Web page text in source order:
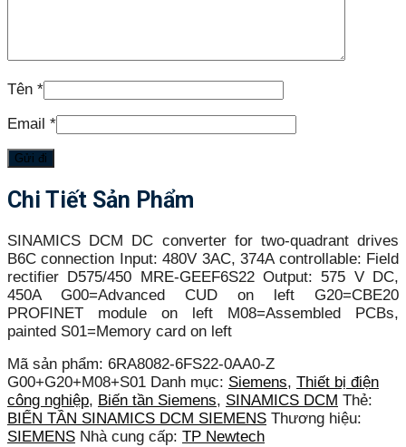
Tên *
Email *
Chi Tiết Sản Phẩm
SINAMICS DCM DC converter for two-quadrant drives
B6C connection Input: 480V 3AC, 374A controllable: Field
rectifier D575/450 MRE-GEEF6S22 Output: 575 V DC,
450A G00=Advanced CUD on left G20=CBE20
PROFINET module on left M08=Assembled PCBs,
painted S01=Memory card on left
Mã sản phẩm: 6RA8082-6FS22-0AA0-Z
G00+G20+M08+S01 Danh mục: Siemens, Thiết bị điện
công nghiệp, Biến tần Siemens, SINAMICS DCM Thẻ:
BIẾN TẦN SINAMICS DCM SIEMENS Thương hiệu:
SIEMENS Nhà cung cấp: TP Newtech